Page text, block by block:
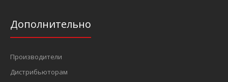
Дополнительно
Производители
Дистрибьюторам